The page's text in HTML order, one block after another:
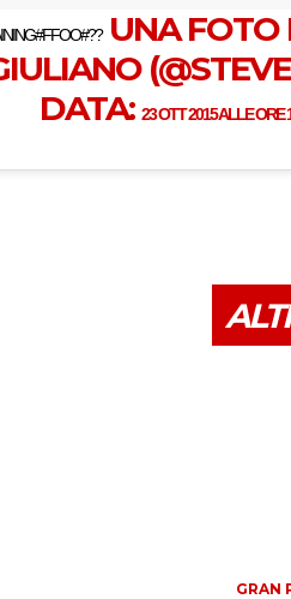
UNA FOTO
DATA: 23 OTT 2015 ALLE ORE
GRAN